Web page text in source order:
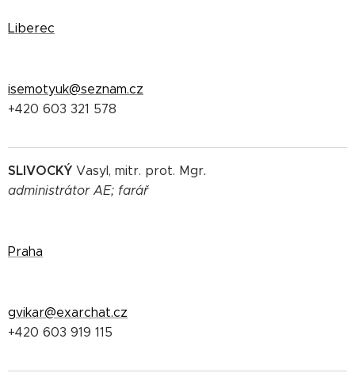
Liberec
isemotyuk@seznam.cz
+420 603 321 578
SLIVOCKÝ Vasyl, mitr. prot. Mgr.
administrátor AE; farář
Praha
gvikar@exarchat.cz
+420 603 919 115